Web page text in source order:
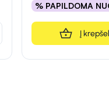
% PAPILDOMA
Į